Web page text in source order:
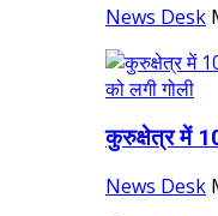
News Desk
कुरुक्षेत्र में
News Desk